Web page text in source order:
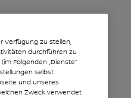
DIE
zu stellen,
durchführen zu
Folgenden „Dienste“
selbst
und unseres
Zweck verwendet